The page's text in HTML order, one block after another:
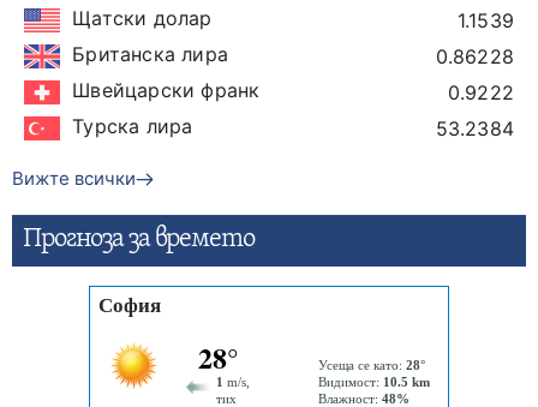
Щатски долар
1.1539
Британска лира
0.86228
Швейцарски франк
0.9222
Турска лира
53.2384
Вижте всички
Прогнозa за времето